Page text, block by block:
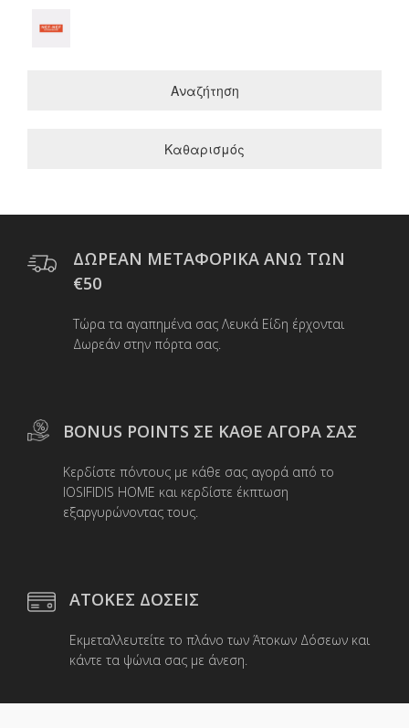
Αναζήτηση
Καθαρισμός
ΔΩΡΕΑΝ ΜΕΤΑΦΟΡΙΚΑ ΑΝΩ ΤΩΝ
€50
Τώρα τα αγαπημένα σας Λευκά Είδη έρχονται
Δωρεάν στην πόρτα σας.
BONUS POINTS ΣΕ ΚΑΘΕ ΑΓΟΡΑ ΣΑΣ
Κερδίστε πόντους με κάθε σας αγορά από το
IOSIFIDIS HOME και κερδίστε έκπτωση
εξαργυρώνοντας τους.
ΑΤΟΚΕΣ ΔΟΣΕΙΣ
Εκμεταλλευτείτε το πλάνο των Άτοκων Δόσεων και
κάντε τα ψώνια σας με άνεση.